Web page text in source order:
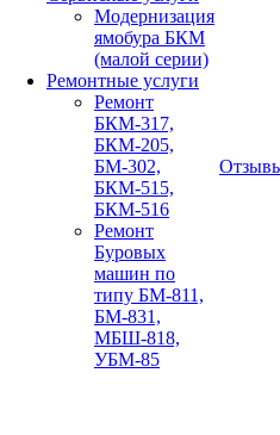
Модернизация
ямобура БКМ
(малой серии)
Ремонтные услуги
Ремонт
БКМ-317,
БКМ-205,
БМ-302,
БКМ-515,
БКМ-516
Ремонт
Буровых
машин по
типу БМ-811,
БМ-831,
МБШ-818,
УБМ-85